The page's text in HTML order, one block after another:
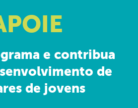
e contribua
de
de jovens